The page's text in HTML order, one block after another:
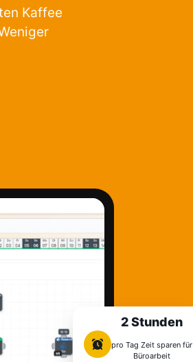
Kaffee
2 Stunden
pro Tag Zeit sparen für
Büroarbeit